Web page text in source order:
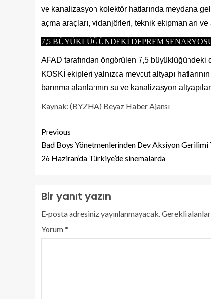
ve kanalizasyon kolektör hatlarında meydana
açma araçları, vidanjörleri, teknik ekipmanları
7,5 BÜYÜKLÜĞÜNDEKİ DEPREM
AFAD tarafından öngörülen 7,5 büyüklüğündeki
KOSKİ ekipleri yalnızca mevcut altyapı
barınma alanlarının su ve kanalizasyon
Kaynak: (BYZHA) Beyaz Haber Ajansı
Previous
Bad Boys Yönetmenlerinden Dev Aksiyon Gerilimi
26 Haziran’da Türkiye’de sinemalarda
Bir yanıt yazın
E-posta adresiniz yayınlanmayacak.Gerekli alanlar
Yorum*